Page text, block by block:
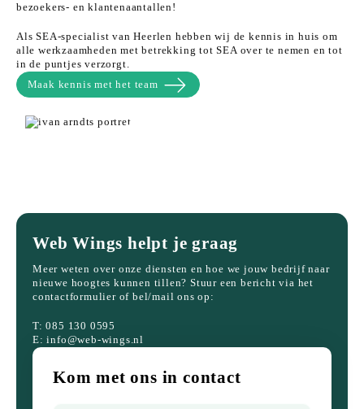
bezoekers- en klantenaantallen!
Als SEA-specialist van Heerlen hebben wij de kennis in huis om
alle werkzaamheden met betrekking tot SEA over te nemen en tot
in de puntjes verzorgt.
Maak kennis met het team
Kom met ons in contact
Web Wings helpt je graag
Meer weten over onze diensten en hoe we jouw bedrijf naar
nieuwe hoogtes kunnen tillen? Stuur een bericht via het
contactformulier of bel/mail ons op:
T: 085 130 0595
E: info@web-wings.nl